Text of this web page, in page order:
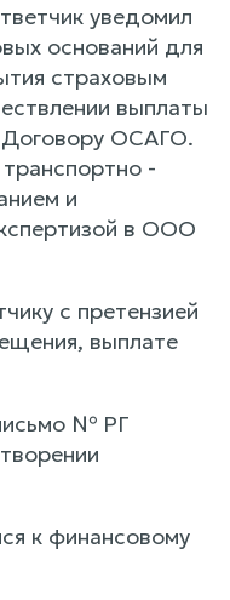
уведомил
оснований для
страховым
выплаты
Договору ОСАГО.
-
и
в ООО
с претензией
выплате
№ РГ
к финансовому